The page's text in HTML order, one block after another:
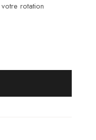
rotation